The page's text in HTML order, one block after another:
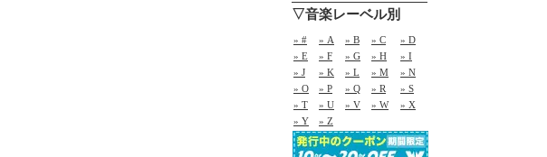
▽音楽レーベル別
» # » A » B » C
» D
» E
» F » G » H
» I
» J
» K » L » M
» N
» O
» P » Q » R
» S
» T
» U » V » W
» X
» Y
» Z